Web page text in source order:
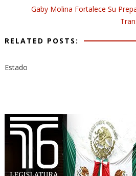
Gaby Molina Fortalece Su
RELATED POSTS:
Estado